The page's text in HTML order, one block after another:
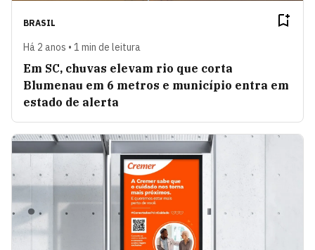
BRASIL
Há 2 anos • 1 min de leitura
Em SC, chuvas elevam rio que corta
Blumenau em 6 metros e município entra em
estado de alerta